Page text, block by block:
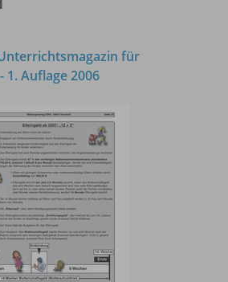
für
Auflage 2006